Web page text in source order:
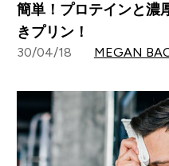
簡単！プロテインと濃
きプリン！
30/04/18 MEGAN